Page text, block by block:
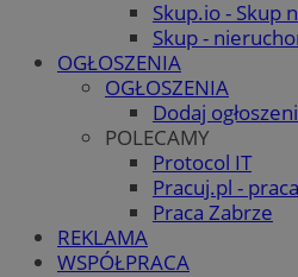
Skup.io - Skup
Skup -
OGŁOSZENIA
OGŁOSZENIA
Dodaj
POLECAMY
Protocol IT
Pracuj.pl -
Praca Zabrze
REKLAMA
WSPÓŁPRACA